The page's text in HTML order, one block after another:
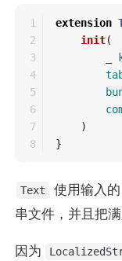
1
2
3
4
5
6
7
extension
init(
)
}
Text 使用输入的
串文件，并且把
因为